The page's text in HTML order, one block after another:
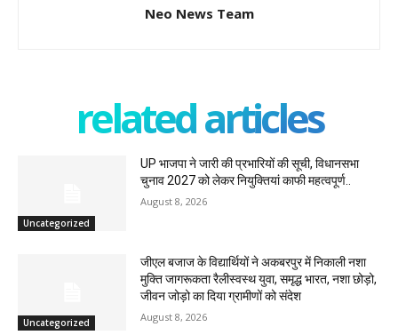
Neo News Team
related articles
Uncategorized
UP भाजपा ने जारी की प्रभारियों की सूची, विधानसभा
चुनाव 2027 को लेकर नियुक्तियां काफी महत्वपूर्ण..
August 8, 2026
Uncategorized
जीएल बजाज के विद्यार्थियों ने अकबरपुर में निकाली नशा
मुक्ति जागरूकता रैलीस्वस्थ युवा, समृद्ध भारत, नशा छोड़ो,
जीवन जोड़ो का दिया ग्रामीणों को संदेश
August 8, 2026